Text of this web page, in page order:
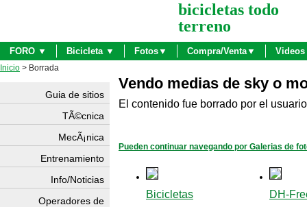
bicicletas todo
terreno
FORO ▼ Bicicleta ▼ Fotos▼ Compra/Venta▼ Videos
Inicio > Borrada
Vendo medias de sky o
El contenido fue borrado por el usuario
Pueden continuar navegando por Galerias de
Bicicletas DH-
Guia de sitios
TÃ©cnica
MecÃ¡nica
Entrenamiento
Info/Noticias
Operadores de